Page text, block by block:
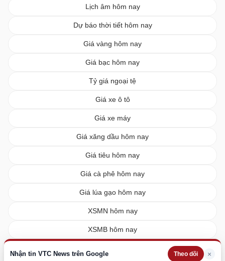
Nhận tin VTC News trên Google Theo dõi ×
Lịch âm hôm nay
Dự báo thời tiết hôm nay
Giá vàng hôm nay
Giá bạc hôm nay
Tỷ giá ngoại tệ
Giá xe ô tô
Giá xe máy
Giá xăng dầu hôm nay
Giá tiêu hôm nay
Giá cà phê hôm nay
Giá lúa gạo hôm nay
XSMN hôm nay
XSMB hôm nay